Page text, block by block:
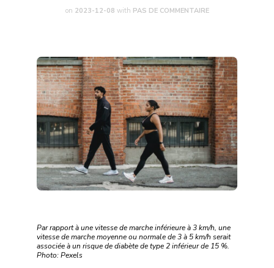
on 2023-12-08 with PAS DE COMMENTAIRE
Par rapport à une vitesse de marche inférieure à 3 km/h, une
vitesse de marche moyenne ou normale de 3 à 5 km/h serait
associée à un risque de diabète de type 2 inférieur de 15 %.
Photo: Pexels